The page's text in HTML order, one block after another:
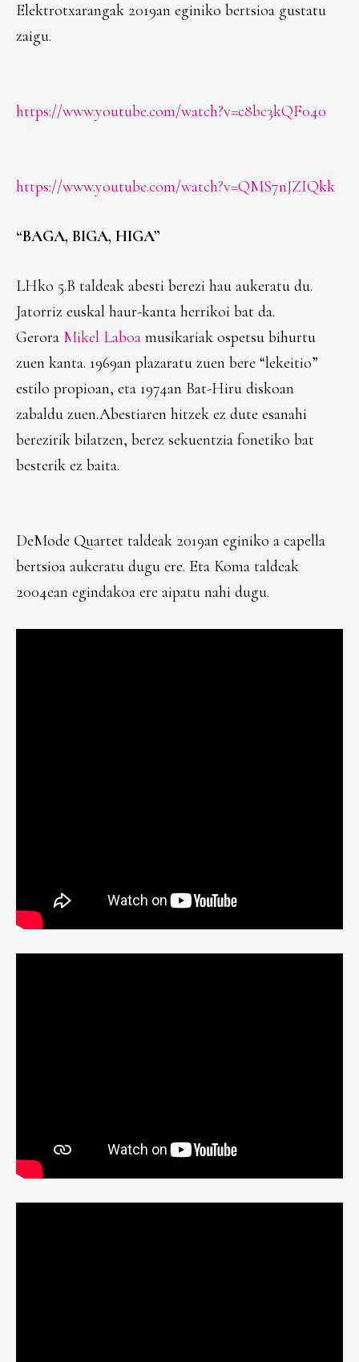
Elektrotxarangak 2019an eginiko bertsioa gustatu
zaigu.
https://www.youtube.com/watch?v=c8bc3kQF040
https://www.youtube.com/watch?v=QMS7nJZIQkk
“BAGA, BIGA, HIGA”
LHko 5.B taldeak abesti berezi hau aukeratu du.
Jatorriz euskal haur-kanta herrikoi bat da.
Gerora Mikel Laboa musikariak ospetsu bihurtu
zuen kanta. 1969an plazaratu zuen bere “lekeitio”
estilo propioan, eta 1974an Bat-Hiru diskoan
zabaldu zuen.Abestiaren hitzek ez dute esanahi
berezirik bilatzen, berez sekuentzia fonetiko bat
besterik ez baita.
DeMode Quartet taldeak 2019an eginiko a capella
bertsioa aukeratu dugu ere. Eta Koma taldeak
2004ean egindakoa ere aipatu nahi dugu.